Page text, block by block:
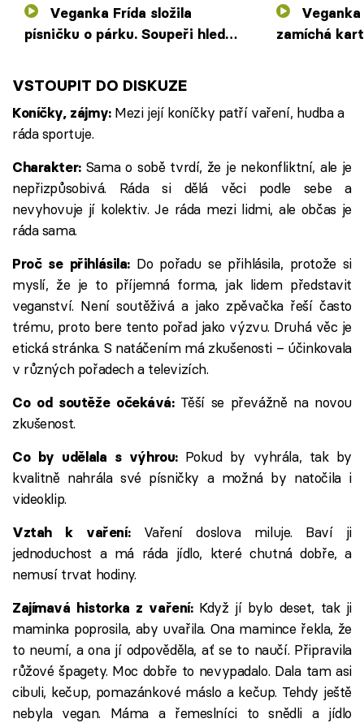
písničku o párku. Soupeři hledají
zamíchá
VSTOUPIT DO DISKUZE
Koníčky, zájmy: Mezi její koníčky patří vaření, hudba a
ráda sportuje.
Charakter:Sama o sobě tvrdí, že je nekonfliktní, ale je
nepřizpůsobivá. Ráda si dělá věci podle sebe a
nevyhovuje jí kolektiv. Je ráda mezi lidmi, ale občas je
ráda sama.
Proč se přihlásila: Do pořadu se přihlásila, protože si
myslí, že je to příjemná forma, jak lidem představit
veganství. Není soutěživá a jako zpěvačka řeší často
trému, proto bere tento pořad jako výzvu. Druhá věc je
etická stránka. S natáčením má zkušenosti – účinkovala
v různých pořadech a televizích.
Co od soutěže očekává:Těší se převážně na novou
zkušenost.
Co by udělala s výhrou: Pokud by vyhrála, tak by
kvalitně nahrála své písničky a možná by natočila i
videoklip.
Vztah k vaření: Vaření doslova miluje. Baví ji
jednoduchost a má ráda jídlo, které chutná dobře, a
nemusí trvat hodiny.
Zajímavá historka z vaření: Když jí bylo deset, tak ji
maminka poprosila, aby uvařila. Ona mamince řekla, že
to neumí, a ona jí odpověděla, ať se to naučí. Připravila
růžové špagety. Moc dobře to nevypadalo. Dala tam asi
cibuli, kečup, pomazánkové máslo a kečup. Tehdy ještě
nebyla vegan. Máma a řemeslníci to snědli a jídlo